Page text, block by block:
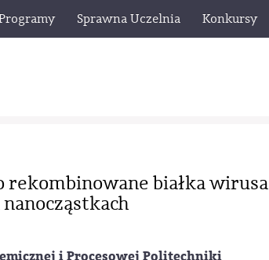
Sprawna Uczelnia Konkursy
białka wirusa
i Procesowej Politechniki